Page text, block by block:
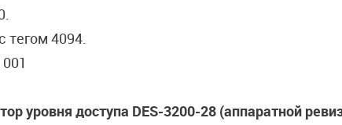
тегом 4094.
уровня доступа DES-3200-28 (аппаратной